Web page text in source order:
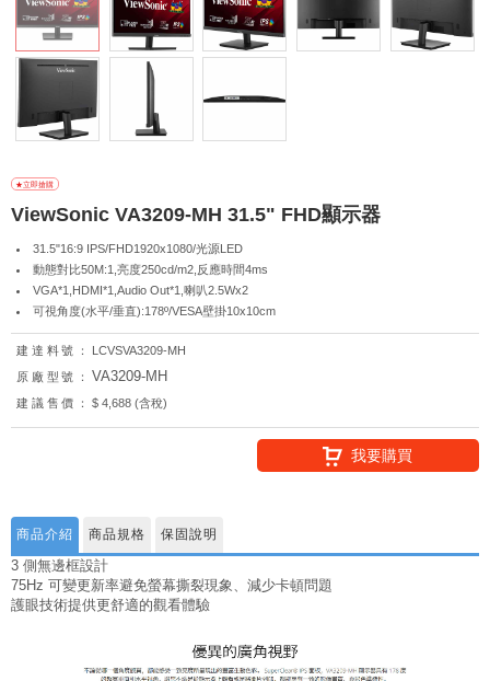
ViewSonic VA3209-MH 31.5" FHD顯示器
31.5"16:9 IPS/FHD1920x1080/光源LED
動態對比50M:1,亮度250cd/m2,反應時間4ms
VGA*1,HDMI*1,Audio Out*1,喇叭2.5Wx2
可視角度(水平/垂直):178º/VESA壁掛10x10cm
建達料號：
LCVSVA3209-MH
原廠型號：
VA3209-MH
建議售價： $ 4,688 (含稅)
我要購買
商品介紹 商品規格 保固說明
3 側無邊框設計
75Hz 可變更新率避免螢幕撕裂現象、減少卡頓問題
護眼技術提供更舒適的觀看體驗